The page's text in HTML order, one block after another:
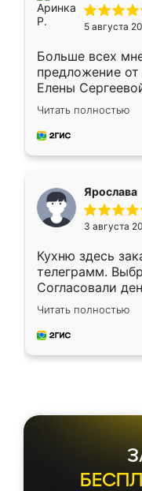
5 августа
Больше всех
предложение
Елены
короткие сроки
для замера
предложил по
Читать полностью
Ярослава
3 августа
Кухню здесь
телеграмм.
Согласовали
недели кухня
довольны
мебель за
Читать полностью